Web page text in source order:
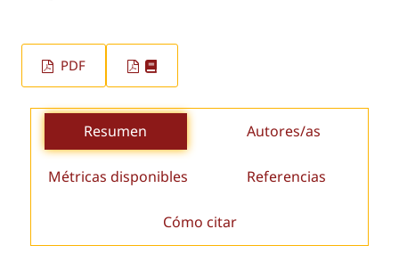
PDF
Resumen Autores/as
Métricas disponibles Referencias
Cómo citar